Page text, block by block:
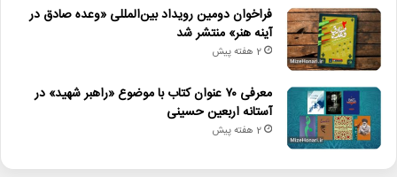
فراخوان دومین رویداد بین‌المللی «وعده صادق در
آینه هنر» منتشر شد
2 هفته پیش
معرفی ۷۰ عنوان کتاب با موضوع «راهبر شهید» در
آستانه اربعین حسینی
2 هفته پیش